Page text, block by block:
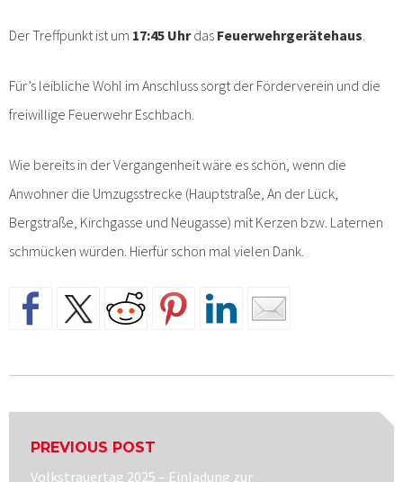
Der Treffpunkt ist um 17:45 Uhrdas Feuerwehrgerätehaus
Für’s leibliche Wohl im Anschluss sorgt der Förderverein und die
freiwillige Feuerwehr Eschbach.
Wie bereits in der Vergangenheit wäre es schön, wenn die
Anwohner die Umzugsstrecke (Hauptstraße, An der Lück,
Bergstraße, Kirchgasse und Neugasse) mit Kerzen bzw. Laternen
schmücken würden. Hierfür schon mal vielen Dank.
PREVIOUS POST
Previous
Volkstrauertag 2025 – Einladung zur